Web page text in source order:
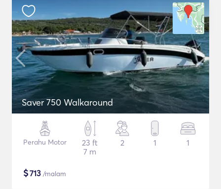
Saver 750 Walkaround
Perahu Motor
23 ft
7 m
2 1 1
$713 /malam